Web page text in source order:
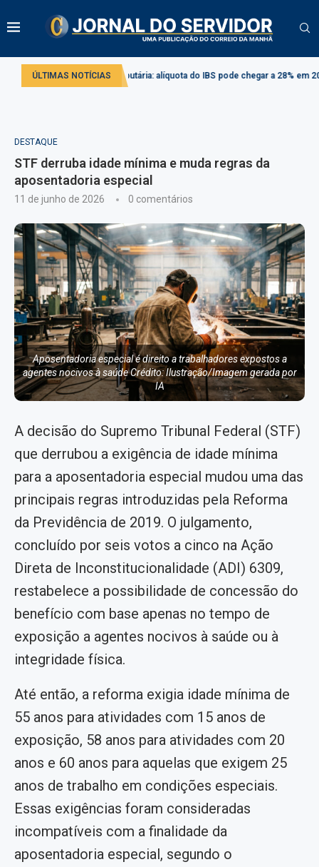
ÚLTIMAS NOTÍCIAS
Reforma tributária: alíquota do IBS pode chegar a 28% em 2033 Projeto
DESTAQUE
STF derruba idade mínima e muda regras da
aposentadoria especial
11 de junho de 2026 0 comentários
Aposentadoria especial é direito a trabalhadores expostos a
agentes nocivos à saúde Crédito: Ilustração/Imagem gerada por
IA
A decisão do Supremo Tribunal Federal (STF)
que derrubou a exigência de idade mínima
para a aposentadoria especial mudou uma das
principais regras introduzidas pela Reforma
da Previdência de 2019. O julgamento,
concluído por seis votos a cinco na Ação
Direta de Inconstitucionalidade (ADI) 6309,
restabelece a possibilidade de concessão do
benefício com base apenas no tempo de
exposição a agentes nocivos à saúde ou à
integridade física.
Até então, a reforma exigia idade mínima de
55 anos para atividades com 15 anos de
exposição, 58 anos para atividades com 20
anos e 60 anos para aquelas que exigem 25
anos de trabalho em condições especiais.
Essas exigências foram consideradas
incompatíveis com a finalidade da
aposentadoria especial, segundo o